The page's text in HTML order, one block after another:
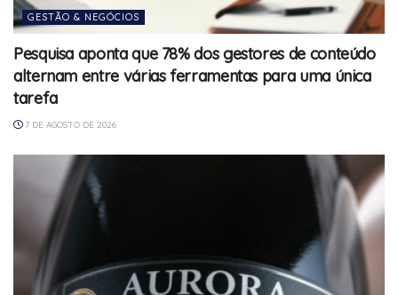
GESTÃO & NEGÓCIOS
Pesquisa aponta que 78% dos gestores de conteúdo
alternam entre várias ferramentas para uma única
tarefa
7 DE AGOSTO DE 2026